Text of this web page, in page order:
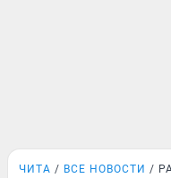
ЧИТА ВСЕ НОВОСТИ